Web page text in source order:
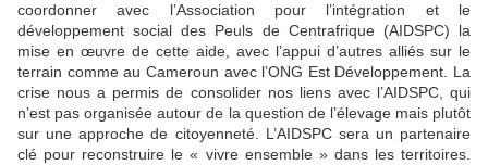
coordonner avec l’Association pour l’intégration et le
développement social des Peuls de Centrafrique (AIDSPC) la
mise en œuvre de cette aide, avec l’appui d’autres alliés sur le
terrain comme au Cameroun avec l’ONG Est Développement. La
crise nous a permis de consolider nos liens avec l’AIDSPC, qui
n’est pas organisée autour de la question de l’élevage mais plutôt
sur une approche de citoyenneté. L’AIDSPC sera un partenaire
clé pour reconstruire le « vivre ensemble » dans les territoires.